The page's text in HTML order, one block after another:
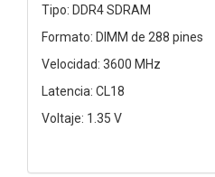
Tipo: DDR4 SDRAM
Formato: DIMM de 288 pines
Velocidad: 3600 MHz
Latencia: CL18
Voltaje: 1.35 V